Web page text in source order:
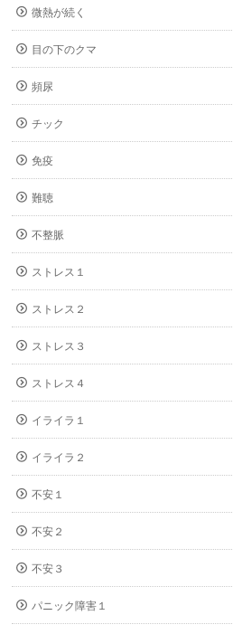
微熱が続く
目の下のクマ
頻尿
チック
免疫
難聴
不整脈
ストレス１
ストレス２
ストレス３
ストレス４
イライラ１
イライラ２
不安１
不安２
不安３
パニック障害１